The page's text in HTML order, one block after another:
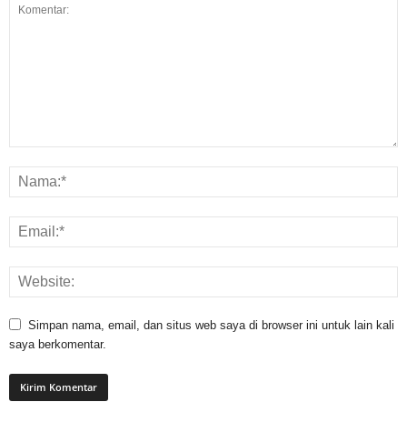
Simpan nama, email, dan situs web saya di browser ini untuk lain kali
saya berkomentar.